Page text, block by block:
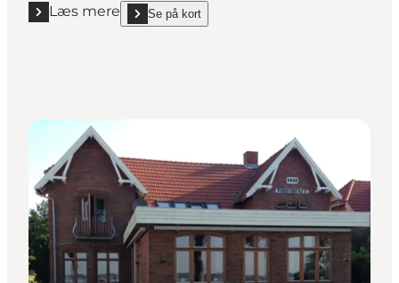
Læs mere
Læs mere "Pearl by Paul Proffitt"
Se på kort
show Pearl by Paul Proffitt on_map